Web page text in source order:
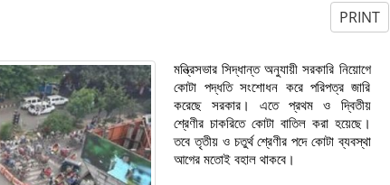
PRINT
মন্ত্রিসভার সিদ্ধান্ত অনুযায়ী সরকারি নিয়োগে
কোটা পদ্ধতি সংশোধন করে পরিপত্র জারি
করেছে সরকার। এতে প্রথম ও দ্বিতীয়
শ্রেণীর চাকরিতে কোটা বাতিল করা হয়েছে।
তবে তৃতীয় ও চতুর্থ শ্রেণীর পদে কোটা ব্যবস্থা
আগের মতোই বহাল থাকবে।